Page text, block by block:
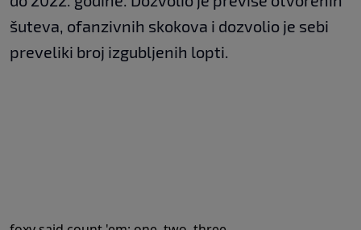
šuteva, ofanzivnih skokova i dozvolio je sebi
preveliki broj izgubljenih lopti.